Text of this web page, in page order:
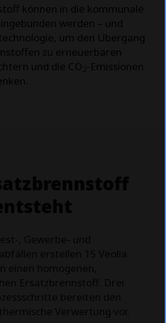
können in die kommunale
werden – und
um den Übergang
zu erneuerbaren
und die CO2-Emissionen